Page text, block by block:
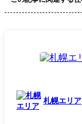
札幌エリア